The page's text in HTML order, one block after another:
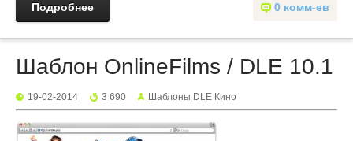
0 комм-ев
Подробнее
Шаблон OnlineFilms / DLE 10.1
19-02-2014 3 690 Шаблоны DLE Кино